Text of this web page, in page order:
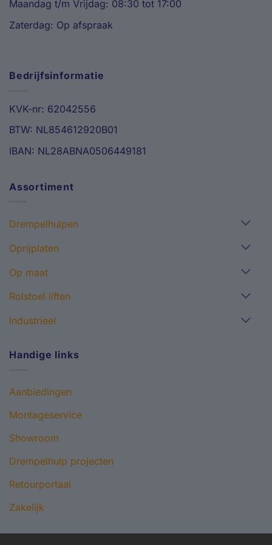
Maandag t/m Vrijdag: 08:30 tot 17:00
Zaterdag: Op afspraak
Bedrijfsinformatie
KVK-nr: 62042556
BTW: NL854612920B01
IBAN: NL28ABNA0506449181
Assortiment
Drempelhulpen
Oprijplaten
Op maat
Rolstoel liften
Industrieel
Handige links
Aanbiedingen
Montageservice
Showroom
Drempelhulp projecten
Retourportaal
Zakelijk